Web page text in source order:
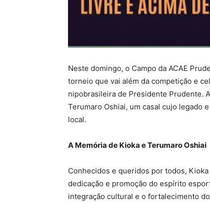
Neste domingo, o Campo da ACAE
torneio que vai além da competição e
nipobrasileira de Presidente Prudente.
Terumaro Oshiai, um casal cujo legado
local.
A Memória de Kioka e Terumaro Oshiai
Conhecidos e queridos por todos,
dedicação e promoção do espírito
integração cultural e o fortalecimento